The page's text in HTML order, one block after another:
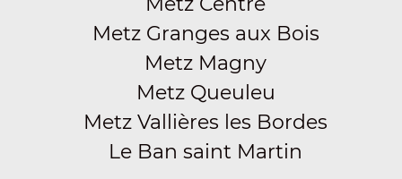
Metz Granges aux Bois
Metz Magny
Metz Queuleu
Metz Vallières les Bordes
Le Ban saint Martin